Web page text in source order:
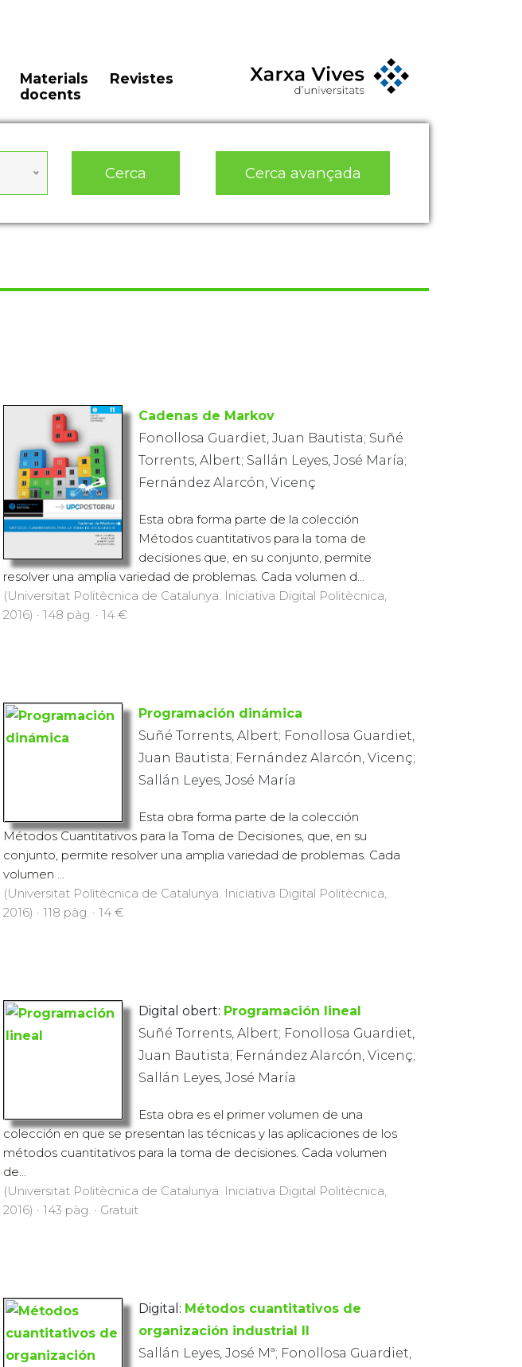
Materials
docents
Revistes
Cerca Cerca avançada
Cadenas de Markov
Fonollosa Guardiet, Juan Bautista; Suñé
Torrents, Albert; Sallán Leyes, José María;
Fernández Alarcón, Vicenç
Esta obra forma parte de la colección
Métodos cuantitativos para la toma de
decisiones que, en su conjunto, permite
resolver una amplia variedad de problemas. Cada volumen d...
(Universitat Politècnica de Catalunya. Iniciativa Digital Politècnica,
2016) · 148 pàg. · 14 €
Programación dinámica
Suñé Torrents, Albert; Fonollosa Guardiet,
Juan Bautista; Fernández Alarcón, Vicenç;
Sallán Leyes, José María
Esta obra forma parte de la colección
Métodos Cuantitativos para la Toma de Decisiones, que, en su
conjunto, permite resolver una amplia variedad de problemas. Cada
volumen ...
(Universitat Politècnica de Catalunya. Iniciativa Digital Politècnica,
2016) · 118 pàg. · 14 €
Digital obert: Programación lineal
Suñé Torrents, Albert; Fonollosa Guardiet,
Juan Bautista; Fernández Alarcón, Vicenç;
Sallán Leyes, José María
Esta obra es el primer volumen de una
colección en que se presentan las técnicas y las aplicaciones de los
métodos cuantitativos para la toma de decisiones. Cada volumen
de...
(Universitat Politècnica de Catalunya. Iniciativa Digital Politècnica,
2016) · 143 pàg. · Gratuït
Digital: Métodos cuantitativos de
organización industrial II
Sallán Leyes, José Mª; Fonollosa Guardiet,